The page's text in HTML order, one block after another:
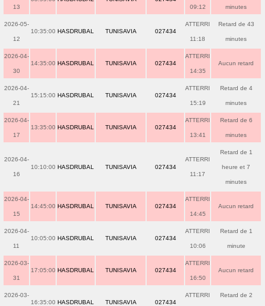
13 09:12 minutes
2026-05-
12
10:35:00 HASDRUBAL TUNISAVIA 027434
ATTERRI
11:18
Retard de 43
minutes
2026-04-
30
14:35:00 HASDRUBAL TUNISAVIA 027434
ATTERRI
14:35
Aucun retard
2026-04-
21
15:15:00 HASDRUBAL TUNISAVIA 027434
ATTERRI
15:19
Retard de 4
minutes
2026-04-
17
13:35:00 HASDRUBAL TUNISAVIA 027434
ATTERRI
13:41
Retard de 6
minutes
2026-04-
16
10:10:00 HASDRUBAL TUNISAVIA 027434
ATTERRI
11:17
Retard de 1
heure et 7
minutes
2026-04-
15
14:45:00 HASDRUBAL TUNISAVIA 027434
ATTERRI
14:45
Aucun retard
2026-04-
11
10:05:00 HASDRUBAL TUNISAVIA 027434
ATTERRI
10:06
Retard de 1
minute
2026-03-
31
17:05:00 HASDRUBAL TUNISAVIA 027434
ATTERRI
16:50
Aucun retard
2026-03-
16:35:00 HASDRUBAL TUNISAVIA 027434
ATTERRI Retard de 2